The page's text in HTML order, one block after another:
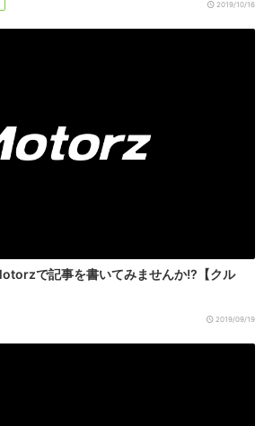
2019/10/16
で記事を書いてみませんか!?【クル
2019/09/19